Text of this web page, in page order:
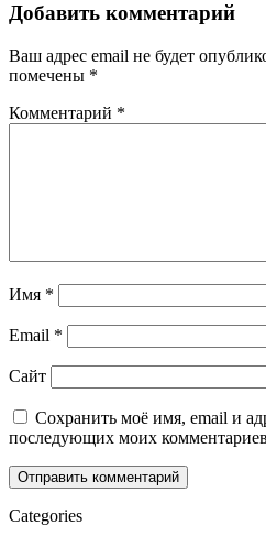
Добавить комментарий
Ваш адрес email не будет
помечены *
Комментарий *
Имя *
Email *
Сайт
Сохранить моё имя, email и
последующих моих
Categories